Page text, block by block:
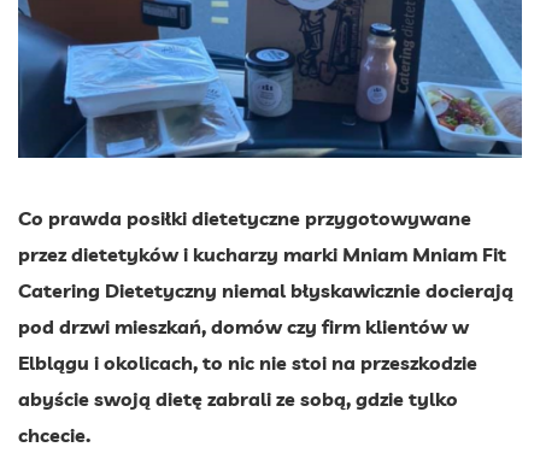
Co prawda posiłki dietetyczne przygotowywane
przez dietetyków i kucharzy marki Mniam Mniam Fit
Catering Dietetyczny niemal błyskawicznie docierają
pod drzwi mieszkań, domów czy firm klientów w
Elblągu i okolicach, to nic nie stoi na przeszkodzie
abyście swoją dietę zabrali ze sobą, gdzie tylko
chcecie.